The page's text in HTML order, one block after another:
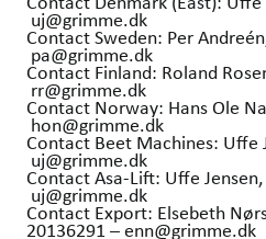
uj@grimme.dk
Contact Sweden: Per
pa@grimme.dk
Contact Finland: Roland
rr@grimme.dk
Contact Norway: Hans Ole
hon@grimme.dk
Contact Beet Machines: Uffe
uj@grimme.dk
Contact Asa-Lift: Uffe
uj@grimme.dk
Contact Export: Elsebeth
20136291 – enn@grimme.dk